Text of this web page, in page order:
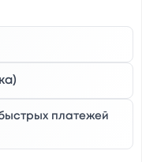
платежей